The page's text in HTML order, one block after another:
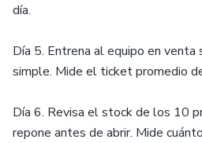
día.
Día 5. Entrena al equipo en venta
simple. Mide el ticket promedio
Día 6. Revisa el stock de los 10
repone antes de abrir. Mide